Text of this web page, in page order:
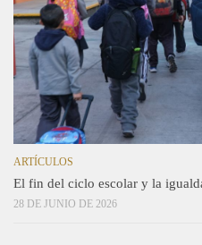
ARTÍCULOS
El fin del ciclo escolar y la
28 DE JUNIO DE 2026